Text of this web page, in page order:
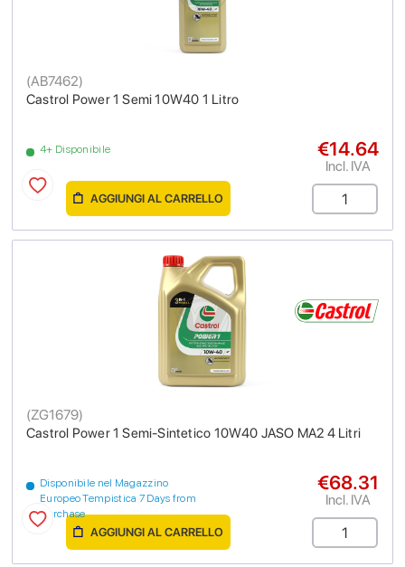
Castrol Power 1 Semi 10W40 1 Litro
(AB7462)
4+ Disponibile €14.64
Incl. IVA
AGGIUNGI AL CARRELLO
Castrol Power 1 Semi-Sintetico 10W40 JASO MA2 4 Litri
(ZG1679)
Disponibile nel Magazzino
Europeo Tempistica 7 Days from
purchase
€68.31
Incl. IVA
AGGIUNGI AL CARRELLO